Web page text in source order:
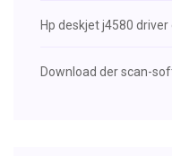
Hp deskjet j4580 driver
Download der scan-